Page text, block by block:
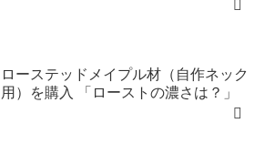
ローステッドメイプル材（自作ネック
用）を購入 「ローストの濃さは？」